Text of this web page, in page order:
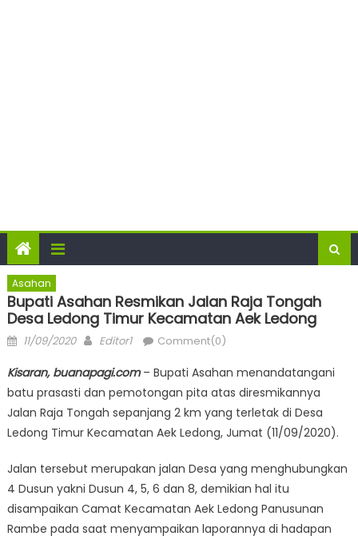
Asahan
Bupati Asahan Resmikan Jalan Raja Tongah
Desa Ledong Timur Kecamatan Aek Ledong
Posted
11/09/2020 Author
Editor1 Comment(0)
Kisaran, buanapagi.com– Bupati Asahan menandatangani
batu prasasti dan pemotongan pita atas diresmikannya
Jalan Raja Tongah sepanjang 2 km yang terletak di Desa
Ledong Timur Kecamatan Aek Ledong, Jumat (11/09/2020).
Jalan tersebut merupakan jalan Desa yang menghubungkan
4 Dusun yakni Dusun 4, 5, 6 dan 8, demikian hal itu
disampaikan Camat Kecamatan Aek Ledong Panusunan
Rambe pada saat menyampaikan laporannya di hadapan